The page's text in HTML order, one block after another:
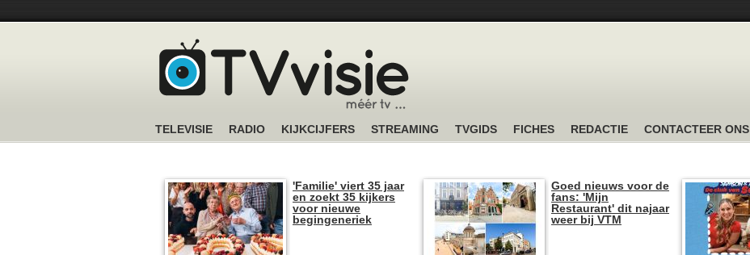
TELEVISIE RADIO KIJKCIJFERS STREAMING TVGIDS FICHES REDACTIE CONTACTEER ONS
'Familie' viert 35 jaar
en zoekt 35 kijkers
voor nieuwe
begingeneriek
Goed nieuws voor de
fans: 'Mijn
Restaurant' dit najaar
weer bij VTM